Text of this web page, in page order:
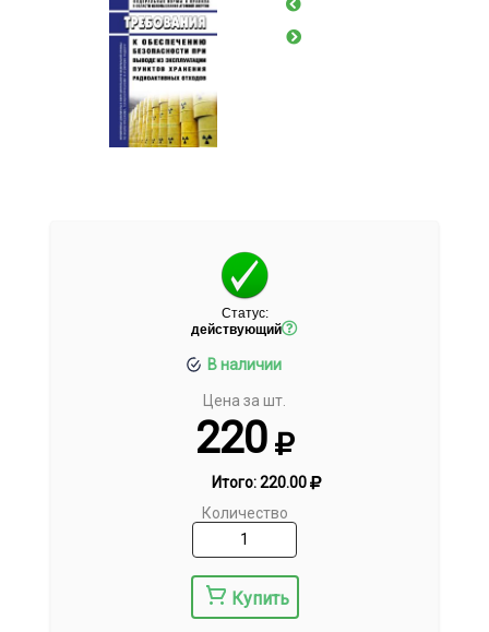
Статус:
действующий
В наличии
Цена за шт.
220
Итого:220.00
Количество
Купить